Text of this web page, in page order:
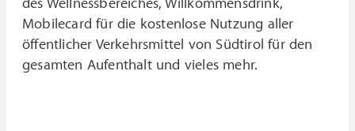
des Wellnessbereiches, Willkommensdrink,
Mobilecard für die kostenlose Nutzung aller
öffentlicher Verkehrsmittel von Südtirol für den
gesamten Aufenthalt und vieles mehr.